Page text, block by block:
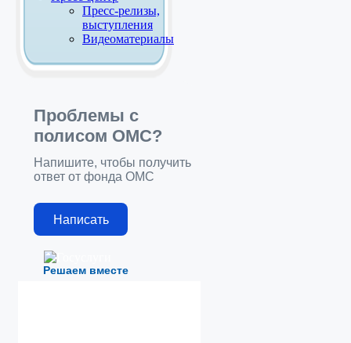
Пресс-релизы,
выступления
Видеоматериалы
Решаем вместе
Проблемы с
полисом ОМС?
Напишите, чтобы получить
ответ от фонда ОМС
Написать